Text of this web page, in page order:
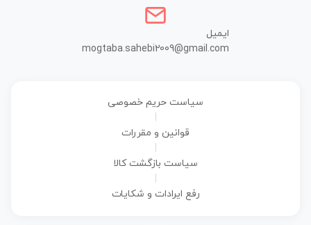
ایمیل
mogtaba.sahebi2009@gmail.com
سیاست حریم خصوصی
قوانین و مقررات
سیاست بازگشت کالا
رفع ایرادات و شکایات